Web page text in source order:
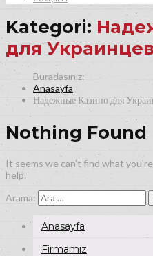
Kategori:
для Украинцев
Anasayfa
Надежные Казино для
Nothing Found
It seems we can’t find what
help.
Arama:
Anasayfa
Firmamız